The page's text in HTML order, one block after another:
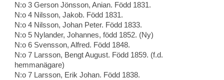
N:o 3 Gerson Jönsson, Anian. Född 1831.
N:o 4 Nilsson, Jakob. Född 1831.
N:o 4 Nilsson, Johan Peter. Född 1833.
N:o 5 Nylander, Johannes, född 1852. (Ny)
N:o 6 Svensson, Alfred. Född 1848.
N:o 7 Larsson, Bengt August. Född 1859. (f.d.
hemmanägare)
N:o 7 Larsson, Erik Johan. Född 1838.